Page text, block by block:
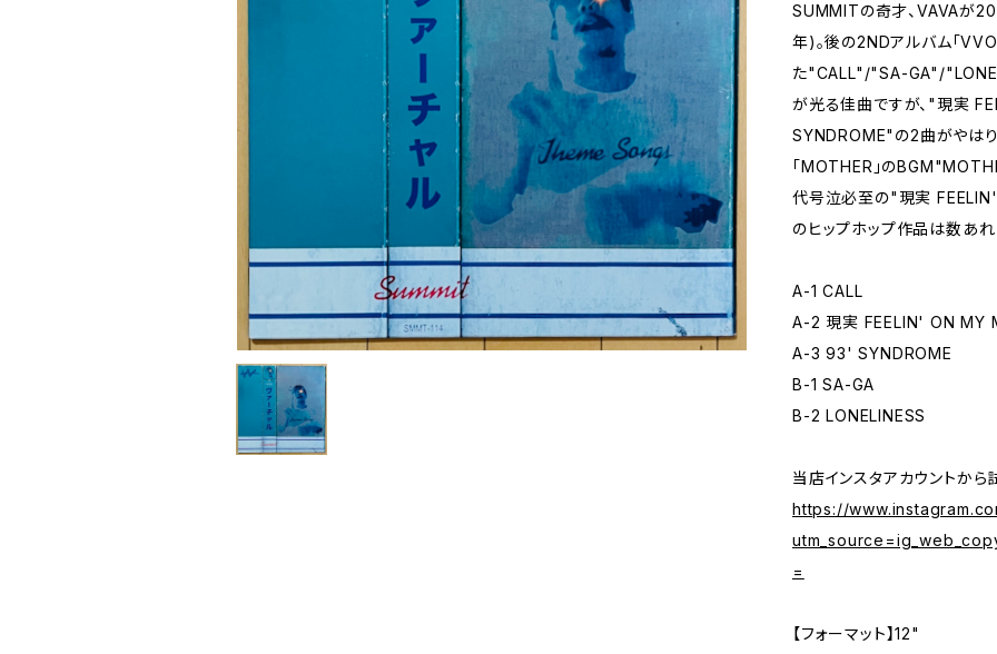
SUMMITの奇才、VAVAが
年)。後の2NDアルバム「
た"CALL"/"SA-GA"/
が光る佳曲ですが、"現実
SYNDROME"の2曲がやは
「MOTHER」の
代号泣必至の"現実
のヒップホップ作品は数あれ
A-1 CALL
A-2 現実 FEELIN' ON MY
A-3 93' SYNDROME
B-1 SA-GA
B-2 LONELINESS
当店インスタアカウントか
https://
=
【フォーマット】12"